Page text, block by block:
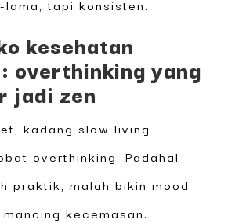
lama, tapi konsisten.
kesehatan
overthinking yang
jadi zen
kadang slow living
overthinking. Padahal
praktik, malah bikin mood
kecemasan.